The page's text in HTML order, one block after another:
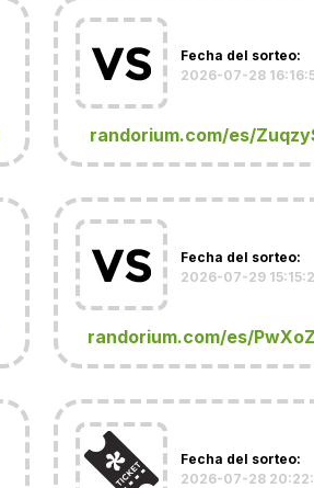
Fecha del sorteo:
2026-07-28
randorium.com/es/
Fecha del sorteo:
2026-07-29
randorium.com/es/
Fecha del sorteo:
2026-07-28